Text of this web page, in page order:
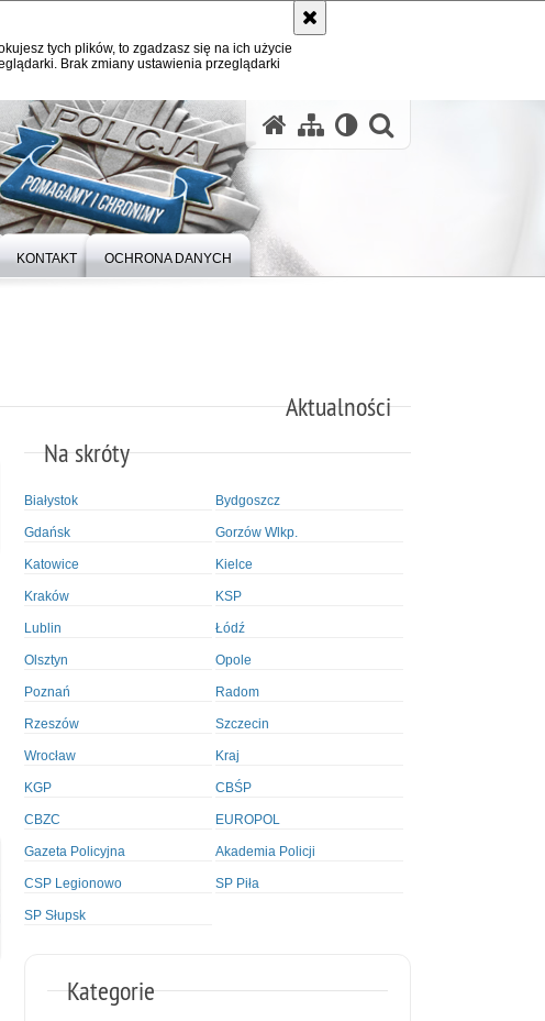
tych plików, to zgadzasz się na ich użycie
Brak zmiany ustawienia przeglądarki
KONTAKT OCHRONA DANYCH
Aktualności
Na skróty
Białystok Bydgoszcz
Gdańsk Gorzów Wlkp.
Katowice Kielce
Kraków KSP
Lublin Łódź
Olsztyn Opole
Poznań Radom
Rzeszów Szczecin
Wrocław Kraj
KGP CBŚP
CBZC EUROPOL
Gazeta Policyjna Akademia Policji
CSP Legionowo SP Piła
SP Słupsk
Kategorie